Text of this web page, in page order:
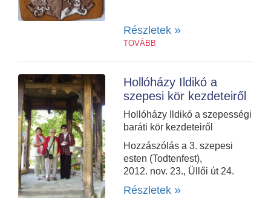
Részletek »
TOVÁBB
Hollóházy Ildikó a
szepesi kör kezdeteiről
Hollóházy Ildikó a szepességi
baráti kör kezdeteiről
Hozzászólás a 3. szepesi
esten (Todtenfest),
2012. nov. 23., Üllői út 24.
Részletek »